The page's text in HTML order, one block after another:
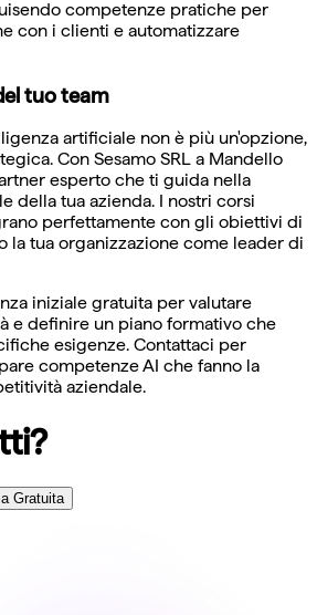
competenze pratiche per
con i clienti e automatizzare
tuo team
artificiale non è più un'opzione,
Con Sesamo SRL a Mandello
esperto che ti guida nella
della tua azienda. I nostri corsi
perfettamente con gli obiettivi di
la tua organizzazione come leader di
iniziale gratuita per valutare
e definire un piano formativo che
esigenze. Contattaci per
competenze AI che fanno la
aziendale.
Gratuita